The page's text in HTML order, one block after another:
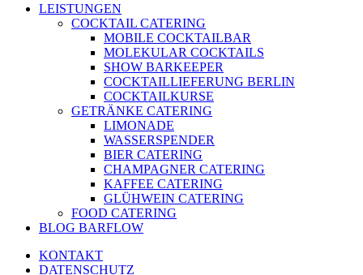
LEISTUNGEN
COCKTAIL CATERING
MOBILE COCKTAILBAR
MOLEKULAR COCKTAILS
SHOW BARKEEPER
COCKTAILLIEFERUNG BERLIN
COCKTAILKURSE
GETRÄNKE CATERING
LIMONADE
WASSERSPENDER
BIER CATERING
CHAMPAGNER CATERING
KAFFEE CATERING
GLÜHWEIN CATERING
FOOD CATERING
BLOG BARFLOW
KONTAKT
DATENSCHUTZ